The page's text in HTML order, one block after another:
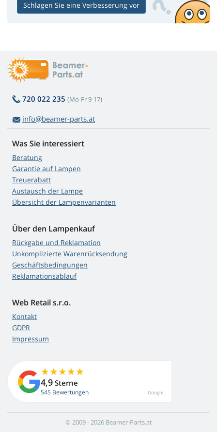
Schlagen Sie eine Verbesserung vor
720 022 235 (Mo-Fr 9-17)
info@beamer-parts.at
Was Sie interessiert
Beratung
Garantie auf Lampen
Treuerabatt
Austausch der Lampe
Übersicht der Lampenvarianten
Über den Lampenkauf
Rückgabe und Reklamation
Unkomplizierte Warenrücksendung
Geschäftsbedingungen
Reklamationsablauf
Web Retail s.r.o.
Kontakt
GDPR
Impressum
4,9 Sterne
545 Bewertungen Google
© 2009 - 2026 Beamer-Parts.at